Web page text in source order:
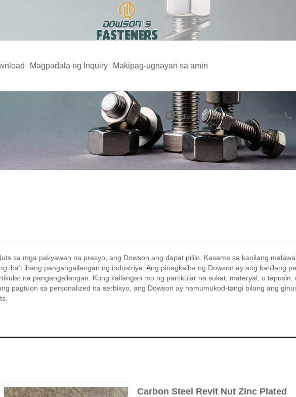
Magpadala ng Inquiry Makipag-ugnayan sa amin
oliver@dowsonfasteners.com
sa mga pakyawan na presyo, ang Dowson ang dapat piliin. Kasama sa kanilang
iba't ibang pangangailangan ng industriya. Ang pinagkaiba ng Dowson ay ang kanilang
na pangangailangan. Kung kailangan mo ng partikular na sukat, materyal, o
pagtuon sa personalized na serbisyo, ang Dowson ay namumukod-tangi bilang ang
Carbon Steel Revit Nut Zinc Plated